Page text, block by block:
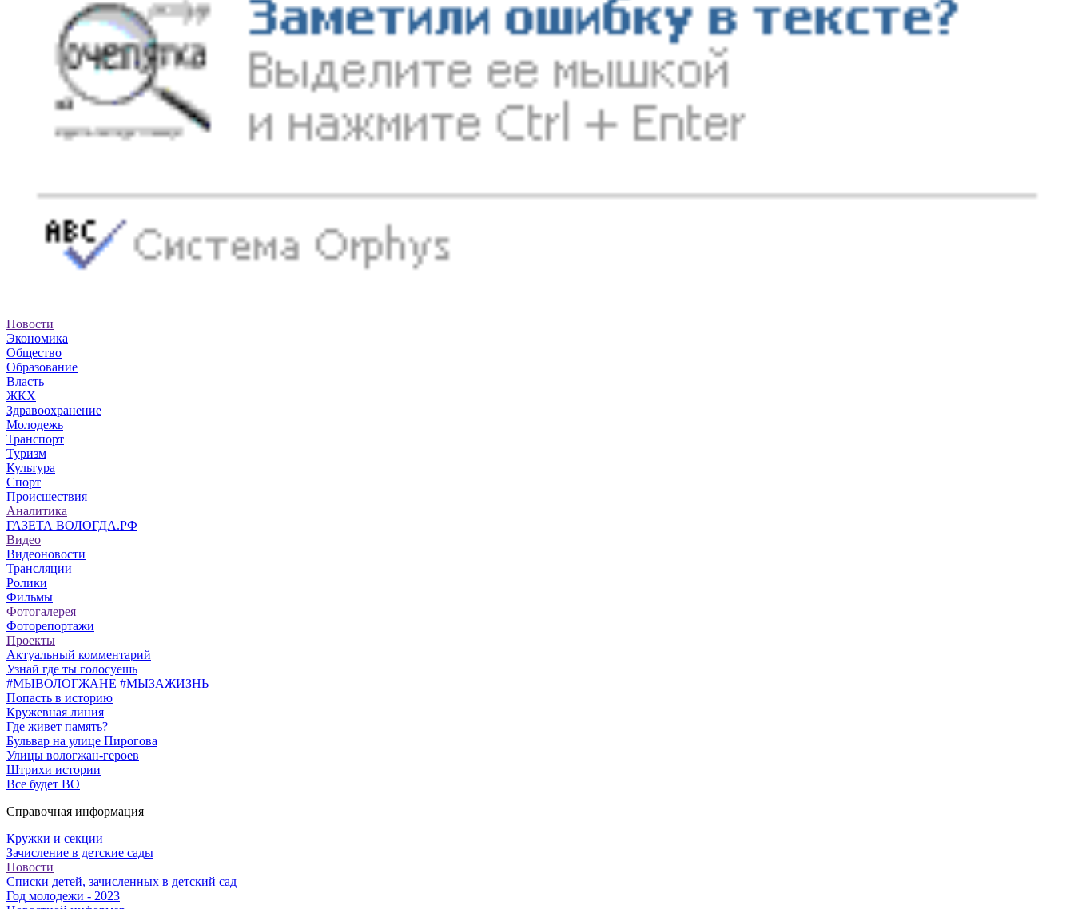
Новости
Экономика
Общество
Образование
Власть
ЖКХ
Здравоохранение
Молодежь
Транспорт
Туризм
Культура
Спорт
Происшествия
Аналитика
ГАЗЕТА ВОЛОГДА.РФ
Видео
Видеоновости
Трансляции
Ролики
Фильмы
Фотогалерея
Фоторепортажи
Проекты
Актуальный комментарий
Узнай где ты голосуешь
#МЫВОЛОГЖАНЕ #МЫЗАЖИЗНЬ
Попасть в историю
Кружевная линия
Где живет память?
Бульвар на улице Пирогова
Улицы вологжан-героев
Штрихи истории
Все будет ВО
Справочная информация
Кружки и секции
Зачисление в детские сады
Новости
Списки детей, зачисленных в детский сад
Год молодежи - 2023